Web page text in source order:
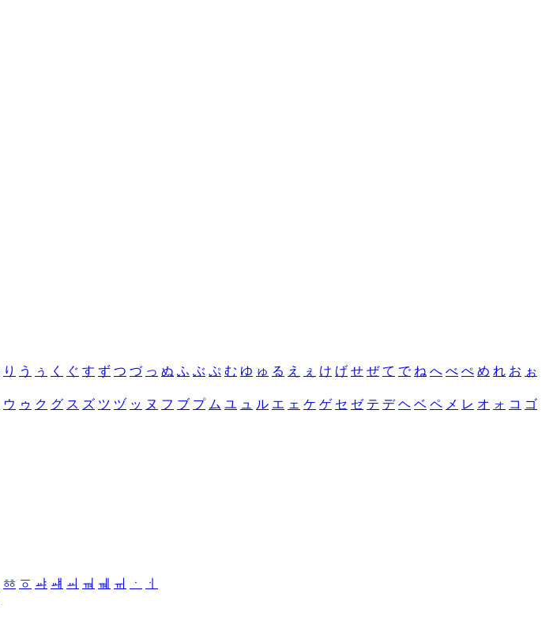
り う ぅ く ぐ す ず つ づ っ ぬ ふ ぶ ぷ む ゆ ゅ る え ぇ け げ せ ぜ て で ね へ べ ぺ め れ お ぉ
ウ ゥ ク グ ス ズ ツ ヅ ッ ヌ フ ブ プ ム ユ ュ ル エ ェ ケ ゲ セ ゼ テ デ ヘ ベ ペ メ レ オ ォ コ ゴ
ㆅ ㆆ ㆇ ㆈ ㆉ ㆊ ㆋ ㆌ ㆍ
ㆎ